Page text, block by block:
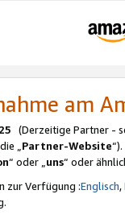
am
(Derzeitige Partner -
„Partner-Website
“ oder „uns“ oder
zur Verfügung :Englisch,